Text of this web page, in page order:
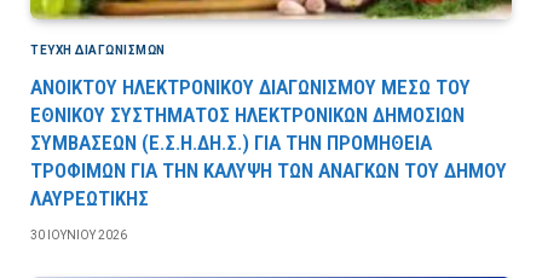
ΤΕΎΧΗ ΔΙΑΓΩΝΙΣΜΏΝ
ΑΝΟΙΚΤΟΥ ΗΛΕΚΤΡΟΝΙΚΟΥ ΔΙΑΓΩΝΙΣΜΟΥ ΜΕΣΩ ΤΟΥ
ΕΘΝΙΚΟΥ ΣΥΣΤΗΜΑΤΟΣ ΗΛΕΚΤΡΟΝΙΚΩΝ ΔΗΜΟΣΙΩΝ
ΣΥΜΒΑΣΕΩΝ (Ε.Σ.Η.ΔΗ.Σ.) ΓΙΑ ΤΗΝ ΠΡΟΜΗΘΕΙΑ
ΤΡΟΦΙΜΩΝ ΓΙΑ ΤΗΝ ΚΑΛΥΨΗ ΤΩΝ ΑΝΑΓΚΩΝ ΤΟΥ ΔΗΜΟΥ
ΛΑΥΡΕΩΤΙΚΗΣ
30 ΙΟΥΝΊΟΥ 2026